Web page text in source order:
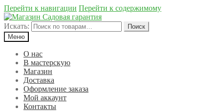
Перейти к навигации Перейти к содержимому
Искать:
Поиск
Меню
О нас
В мастерскую
Магазин
Доставка
Оформление заказа
Мой аккаунт
Контакты